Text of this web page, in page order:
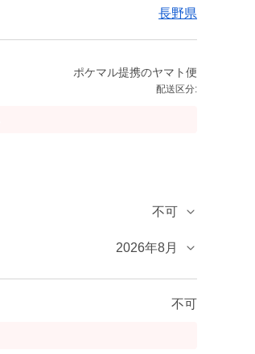
長野県
ポケマル提携のヤマト便
配送区分:
不可
2026年8月
不可